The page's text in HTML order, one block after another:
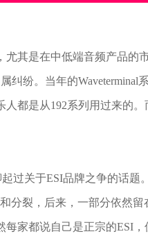
其是在中低端音频产品的
纠纷。当年的Waveterminal
人都是从192系列用过来的
过关于ESI品牌之争的话题
分裂，后来，一部分依然
家都说自己是正宗的ESI